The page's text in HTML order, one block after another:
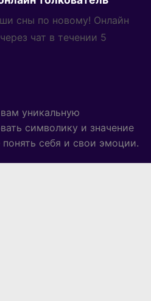
сны по новому! Онлайн
чат в течении 5
уникальную
символику и значение
себя и свои эмоции.